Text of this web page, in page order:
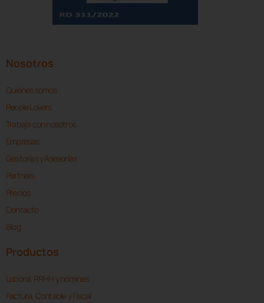
Nosotros
Quiénes somos
People Lovers
Trabaja con nosotros
Empresas
Gestorías y Asesorías
Partners
Precios
Contacto
Blog
Productos
Laboral, RRHH y nóminas
Factura, Contable y Fiscal